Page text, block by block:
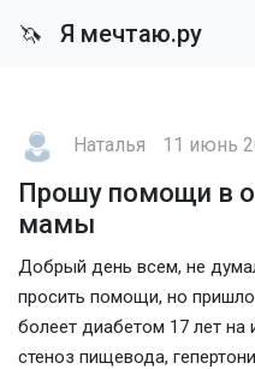
🦄 Я мечтаю.ру
Наталья 11 июнь
Прошу помощи в
мамы
Добрый день всем, не
просить помощи, но
болеет диабетом 17 лет на
стеноз пищевода,